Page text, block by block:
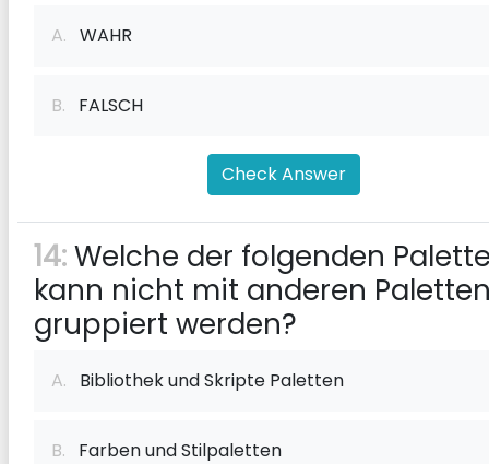
A. WAHR
B. FALSCH
Check Answer
14:Welche der folgenden
kann nicht mit anderen
gruppiert werden?
A. Bibliothek und Skripte Paletten
B. Farben und Stilpaletten